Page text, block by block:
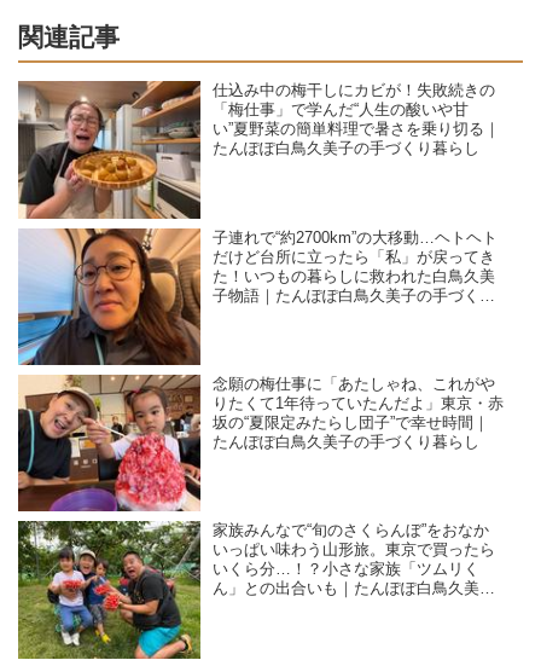
関連記事
仕込み中の梅干しにカビが！失敗続きの
「梅仕事」で学んだ“人生の酸いや甘
い”夏野菜の簡単料理で暑さを乗り切る｜
たんぽぽ白鳥久美子の手づくり暮らし
子連れで“約2700km”の大移動…ヘトヘト
だけど台所に立ったら「私」が戻ってき
た！いつもの暮らしに救われた白鳥久美
子物語｜たんぽぽ白鳥久美子の手づくり
念願の梅仕事に「あたしゃね、これがや
りたくて1年待っていたんだよ」東京・赤
坂の“夏限定みたらし団子”で幸せ時間｜
たんぽぽ白鳥久美子の手づくり暮らし
家族みんなで“旬のさくらんぼ”をおなか
いっぱい味わう山形旅。東京で買ったら
いくら分…！？小さな家族「ツムリく
ん」との出合いも｜たんぽぽ白鳥久美子